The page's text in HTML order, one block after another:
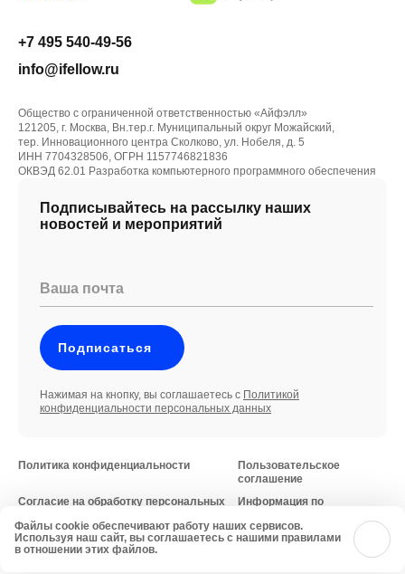
Подписывайтесь на рассылку наших
новостей и мероприятий
Ваша почта
Подписаться
Нажимая на кнопку, вы соглашаетесь с Политикой
конфиденциальности персональных данных
Политика конфиденциальности
Согласие на обработку персональных
Пользовательское
соглашение
Информация по
Минцифры России
© 2026 iFellow
+7 495 540-49-56
info@ifellow.ru
Общество с ограниченной ответственностью «Айфэлл»
121205, г. Москва, Вн.тер.г. Муниципальный округ Можайский,
тер. Инновационного центра Сколково, ул. Нобеля, д. 5
ИНН 7704328506, ОГРН 1157746821836
ОКВЭД 62.01 Разработка компьютерного программного обеспечения
Файлы cookie обеспечивают работу наших сервисов.
Используя наш сайт, вы соглашаетесь с нашими правилами
в отношении этих файлов.